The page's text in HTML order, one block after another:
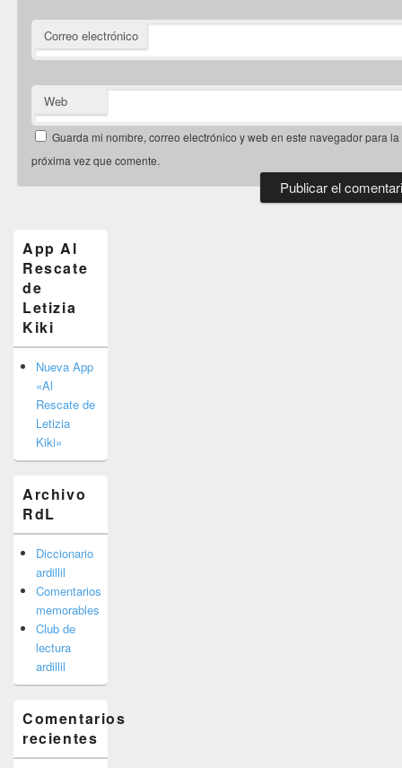
Correo electrónico
Web
Guarda mi nombre, correo electrónico y web en este navegador para la
próxima vez que comente.
widget
barra
lateral
primaria
App Al
Rescate
de
Letizia
Kiki
Nueva App
«Al
Rescate de
Letizia
Kiki»
Archivo
RdL
Diccionario
ardillil
Comentarios
memorables
Club de
lectura
ardillil
Comentarios
recientes